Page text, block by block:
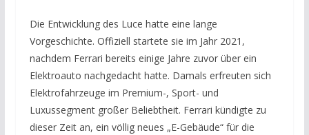
Die Entwicklung des Luce hatte eine lange
Vorgeschichte. Offiziell startete sie im Jahr 2021,
nachdem Ferrari bereits einige Jahre zuvor über ein
Elektroauto nachgedacht hatte. Damals erfreuten sich
Elektrofahrzeuge im Premium-, Sport- und
Luxussegment großer Beliebtheit. Ferrari kündigte zu
dieser Zeit an, ein völlig neues „E-Gebäude“ für die